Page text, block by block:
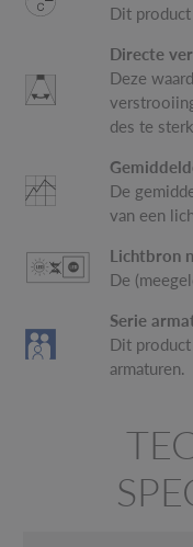
Dit
Directe
Deze
des te
De
van een
Lichtbron
De
Serie
Dit
armaturen.